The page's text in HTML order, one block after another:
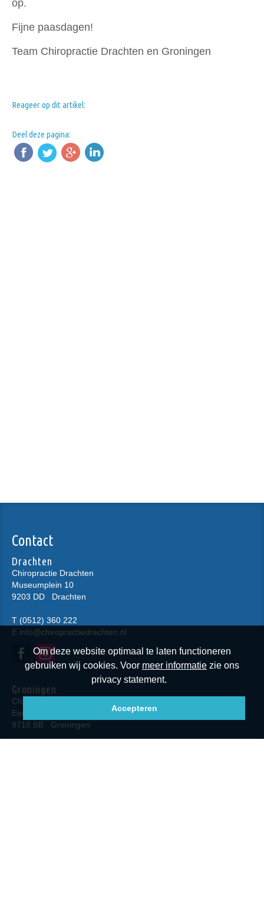
Om deze website optimaal te laten functioneren
gebruiken wij cookies. Voor meer informatie zie ons
privacy statement.
Accepteren
op.
Fijne paasdagen!
Team Chiropractie Drachten en Groningen
Reageer op dit artikel:
Deel deze pagina:
Contact
Drachten
Chiropractie Drachten
Museumplein 10
9203 DD
Drachten
T (0512) 360 222
E info@chiropractiedrachten.nl
Groningen
Chiropractie Groningen
Eendrachtskade NZ 23
9718 BB
Groningen